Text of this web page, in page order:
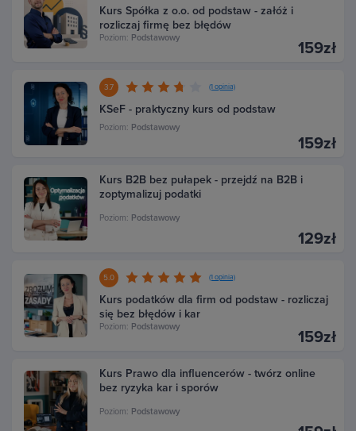
Kurs Spółka z o.o. od podstaw - załóż i
rozliczaj firmę bez błędów
Poziom: Podstawowy
159zł
3.7 (1 opinia)
KSeF - praktyczny kurs od podstaw
Poziom: Podstawowy
159zł
Kurs B2B bez pułapek - przejdź na B2B i
zoptymalizuj podatki
Poziom: Podstawowy
129zł
5.0 (1 opinia)
Kurs podatków dla firm od podstaw - rozliczaj
się bez błędów i kar
Poziom: Podstawowy
159zł
Kurs Prawo dla influencerów - twórz online
bez ryzyka kar i sporów
Poziom: Podstawowy